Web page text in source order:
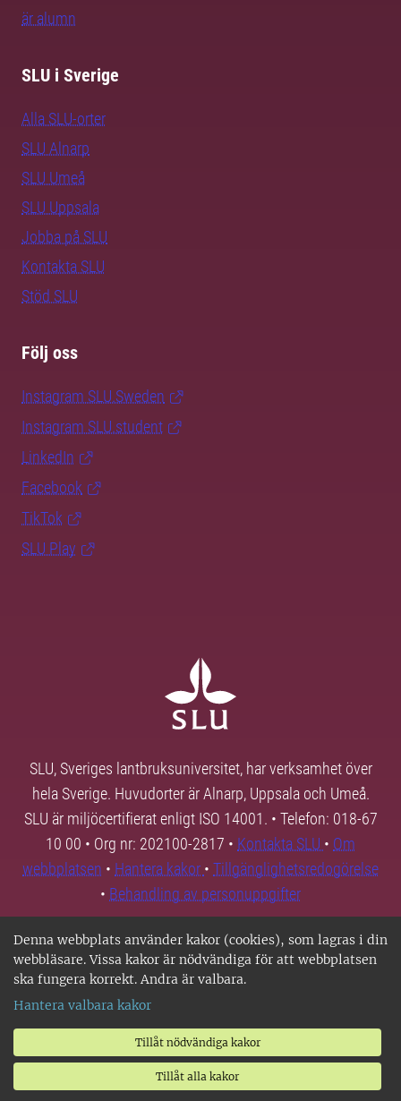
Denna webbplats använder kakor (cookies), som lagras i din
webbläsare. Vissa kakor är nödvändiga för att webbplatsen
ska fungera korrekt. Andra är valbara.
Hantera valbara kakor
Tillåt nödvändiga kakor
Tillåt alla kakor
är alumn
SLU i Sverige
Alla SLU-orter
SLU Alnarp
SLU Umeå
SLU Uppsala
Jobba på SLU
Kontakta SLU
Stöd SLU
Följ oss
Instagram SLU.Sweden
Instagram SLU.student
LinkedIn
Facebook
TikTok
SLU Play
SLU, Sveriges lantbruksuniversitet, har verksamhet över
hela Sverige. Huvudorter är Alnarp, Uppsala och Umeå.
SLU är miljöcertifierat enligt ISO 14001. • Telefon: 018-67
10 00 • Org nr: 202100-2817 • Kontakta SLU • Om
webbplatsen • Hantera kakor • Tillgänglighetsredogörelse
• Behandling av personuppgifter